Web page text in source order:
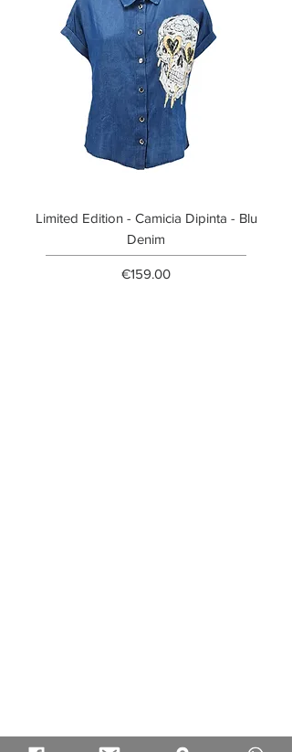
Limited Edition - Camicia Dipinta - Blu
Denim
Price
€159.00